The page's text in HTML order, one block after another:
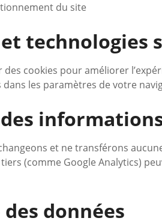
du site
et technologies
cookies pour améliorer
dans les paramètres de votre
et ne transférons
(comme Google Analytics)
données